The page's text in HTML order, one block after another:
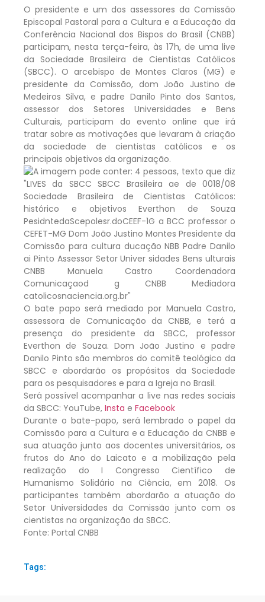
O presidente e um dos assessores da Comissão
Episcopal Pastoral para a Cultura e a Educação da
Conferência Nacional dos Bispos do Brasil (CNBB)
participam, nesta terça-feira, às 17h, de uma live
da Sociedade Brasileira de Cientistas Católicos
(SBCC). O arcebispo de Montes Claros (MG) e
presidente da Comissão, dom João Justino de
Medeiros Silva, e padre Danilo Pinto dos Santos,
assessor dos Setores Universidades e Bens
Culturais, participam do evento online que irá
tratar sobre as motivações que levaram à criação
da sociedade de cientistas católicos e os
principais objetivos da organização.
O bate papo será mediado por Manuela Castro,
assessora de Comunicação da CNBB, e terá a
presença do presidente da SBCC, professor
Everthon de Souza. Dom João Justino e padre
Danilo Pinto são membros do comitê teológico da
SBCC e abordarão os propósitos da Sociedade
para os pesquisadores e para a Igreja no Brasil.
Será possível acompanhar a live nas redes sociais
da SBCC: YouTube, Insta e Facebook
Durante o bate-papo, será lembrado o papel da
Comissão para a Cultura e a Educação da CNBB e
sua atuação junto aos docentes universitários, os
frutos do Ano do Laicato e a mobilização pela
realização do I Congresso Científico de
Humanismo Solidário na Ciência, em 2018. Os
participantes também abordarão a atuação do
Setor Universidades da Comissão junto com os
cientistas na organização da SBCC.
Fonte: Portal CNBB
Tags: